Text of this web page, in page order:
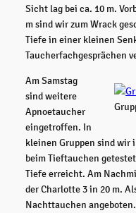
Sicht lag bei ca. 10 m.
m sind wir zum Wrack
Tiefe in einer kleinen
Taucherfachgesprächen
Am Samstag
sind weitere
Apnoetaucher
eingetroffen. In
kleinen Gruppen sind wir
beim Tieftauchen
Tiefe erreicht. Am
der Charlotte 3 in 20 m.
Nachttauchen